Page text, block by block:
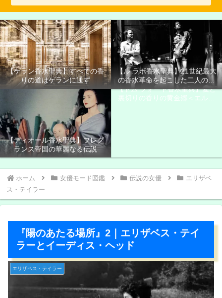
【ゲラン香水聖典】すべての香
りの道はゲランに通ず
【ル ラボ香水聖典】21世紀最大
の香水革命を起こした二人の男
たち
【ディオール香水聖典】フレグ
ランス帝国の華麗なる伝説
【トム フォード香水聖典】愛と
裏切りの香りの黄金郷＜エルド
ホーム 女優モード図鑑 伝説の女優
エリザベ
ス・テイラー
『陽のあたる場所』2｜エリザベス・テイ
ラーとイーディス・ヘッド
エリザベス・テイラー